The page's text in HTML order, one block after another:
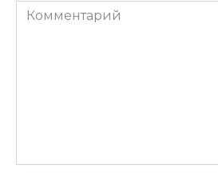
Комментарий